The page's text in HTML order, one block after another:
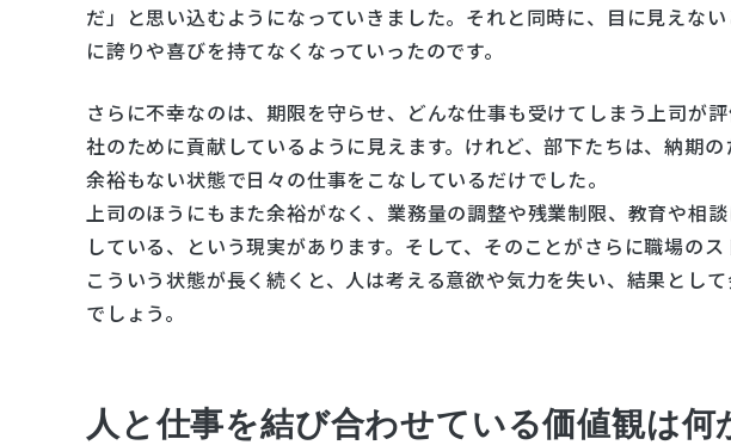
だ」と思い込むようになっていきました。それと同時に、目に見えな
に誇りや喜びを持てなくなっていったのです。
さらに不幸なのは、期限を守らせ、どんな仕事も受けてしまう上司が
社のために貢献しているように見えます。けれど、部下たちは、納期
余裕もない状態で日々の仕事をこなしているだけでした。
上司のほうにもまた余裕がなく、業務量の調整や残業制限、教育や相
している、という現実があります。そして、そのことがさらに職場のス
こういう状態が長く続くと、人は考える意欲や気力を失い、結果とし
でしょう。
人と仕事を結び合わせている価値観は何